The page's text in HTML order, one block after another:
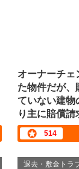
オーナーチェ
た物件だが
ていない建
り主に賠償
か？
514
退去・敷金トラ